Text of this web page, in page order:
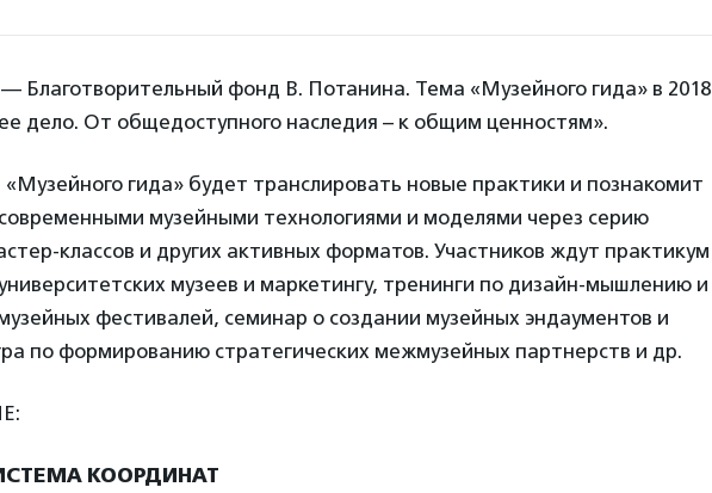
Благотворительный фонд В. Потанина. Тема «Музейного гида» в 2018
дело. От общедоступного наследия – к общим ценностям».
гида» будет транслировать новые практики и познакомит
современными музейными технологиями и моделями через серию
классов и других активных форматов. Участников ждут практикум
музеев и маркетингу, тренинги по дизайн-мышлению и
фестивалей, семинар о создании музейных эндаументов и
по формированию стратегических межмузейных партнерств и др.
КООРДИНАТ